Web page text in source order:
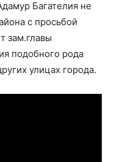
Багателия не
с просьбой
зам.главы
подобного рода
улицах города.